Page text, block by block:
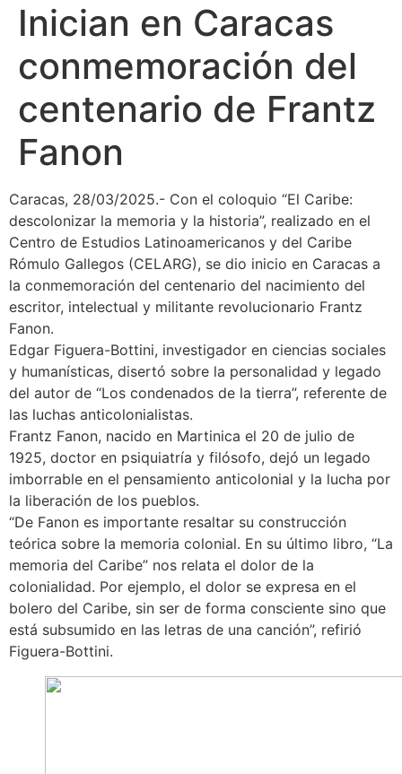
Inician en Caracas
conmemoración del
centenario de Frantz
Fanon
Caracas, 28/03/2025.- Con el coloquio “El Caribe:
descolonizar la memoria y la historia”, realizado en el
Centro de Estudios Latinoamericanos y del Caribe
Rómulo Gallegos (CELARG), se dio inicio en Caracas a
la conmemoración del centenario del nacimiento del
escritor, intelectual y militante revolucionario Frantz
Fanon.
Edgar Figuera-Bottini, investigador en ciencias sociales
y humanísticas, disertó sobre la personalidad y legado
del autor de “Los condenados de la tierra”, referente de
las luchas anticolonialistas.
Frantz Fanon, nacido en Martinica el 20 de julio de
1925, doctor en psiquiatría y filósofo, dejó un legado
imborrable en el pensamiento anticolonial y la lucha por
la liberación de los pueblos.
“De Fanon es importante resaltar su construcción
teórica sobre la memoria colonial. En su último libro, “La
memoria del Caribe” nos relata el dolor de la
colonialidad. Por ejemplo, el dolor se expresa en el
bolero del Caribe, sin ser de forma consciente sino que
está subsumido en las letras de una canción”, refirió
Figuera-Bottini.